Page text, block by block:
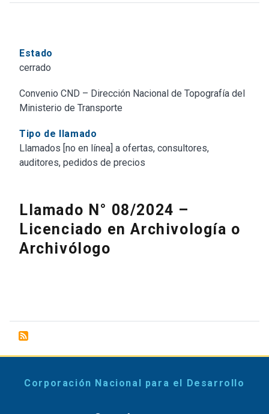
Estado
cerrado
Convenio CND – Dirección Nacional de Topografía del
Ministerio de Transporte
Tipo de llamado
Llamados [no en línea] a ofertas, consultores,
auditores, pedidos de precios
Llamado N° 08/2024 –
Licenciado en Archivología o
Archivólogo
Corporación Nacional para el Desarrollo